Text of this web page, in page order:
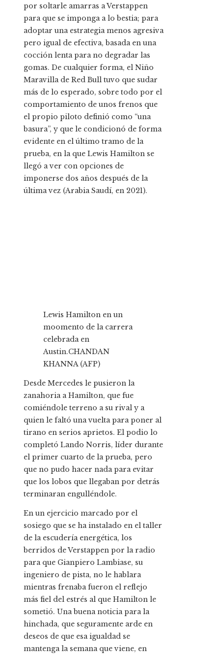
por soltarle amarras a Verstappen
para que se imponga a lo bestia; para
adoptar una estrategia menos agresiva
pero igual de efectiva, basada en una
cocción lenta para no degradar las
gomas. De cualquier forma, el Niño
Maravilla de Red Bull tuvo que sudar
más de lo esperado, sobre todo por el
comportamiento de unos frenos que
el propio piloto definió como “una
basura”, y que le condicionó de forma
evidente en el último tramo de la
prueba, en la que Lewis Hamilton se
llegó a ver con opciones de
imponerse dos años después de la
última vez (Arabia Saudí, en 2021).
Lewis Hamilton en un
moomento de la carrera
celebrada en
Austin.CHANDAN
KHANNA (AFP)
Desde Mercedes le pusieron la
zanahoria a Hamilton, que fue
comiéndole terreno a su rival y a
quien le faltó una vuelta para poner al
tirano en serios aprietos. El podio lo
completó Lando Norris, líder durante
el primer cuarto de la prueba, pero
que no pudo hacer nada para evitar
que los lobos que llegaban por detrás
terminaran engulléndole.
En un ejercicio marcado por el
sosiego que se ha instalado en el taller
de la escudería energética, los
berridos de Verstappen por la radio
para que Gianpiero Lambiase, su
ingeniero de pista, no le hablara
mientras frenaba fueron el reflejo
más fiel del estrés al que Hamilton le
sometió. Una buena noticia para la
hinchada, que seguramente arde en
deseos de que esa igualdad se
mantenga la semana que viene, en